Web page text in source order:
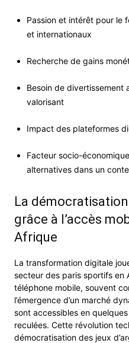
Passion et intérêt pour le
et internationaux
Recherche de gains
Besoin de divertissement
valorisant
Impact des plateformes
Facteur socio-
alternatives dans un
La
grâce à l’accès
Afrique
La transformation digitale
secteur des paris sportifs en
téléphone mobile, souvent
l’émergence d’un marché
sont accessibles en
reculées. Cette révolution
démocratisation des jeux